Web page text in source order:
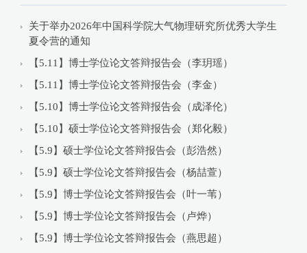
关于举办2026年中国科学院大气物理研究所优秀大学生
夏令营的通知
【5.11】博士学位论文答辩报告会（李玥瑶）
【5.11】博士学位论文答辩报告会（李金）
【5.10】博士学位论文答辩报告会（成泽伦）
【5.10】硕士学位论文答辩报告会（郑化毅）
【5.9】硕士学位论文答辩报告会（彭浩然）
【5.9】硕士学位论文答辩报告会（杨喆萱）
【5.9】博士学位论文答辩报告会（叶一苇）
【5.9】博士学位论文答辩报告会（卢烨）
【5.9】博士学位论文答辩报告会（燕思超）